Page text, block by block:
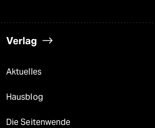
Verlag
Aktuelles
Hausblog
Die Seitenwende